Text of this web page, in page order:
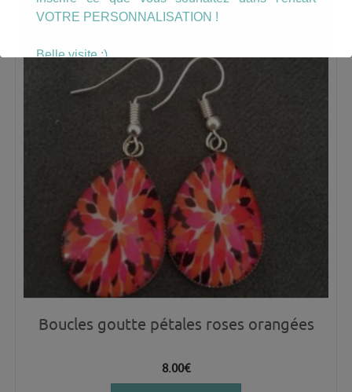
Boucles goutte pétales roses orangées
8.00€
VOTRE PERSONNALISATION !
Belle visite :)